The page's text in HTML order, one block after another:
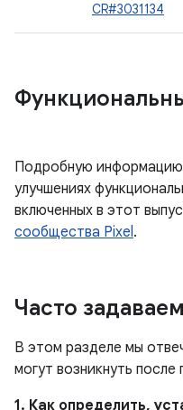
CR#3031134
Подробную информацию
улучшениях
включенных в этот
сообщества Pixel.
Часто
В этом разделе мы
могут возникнуть
1. Как определить,